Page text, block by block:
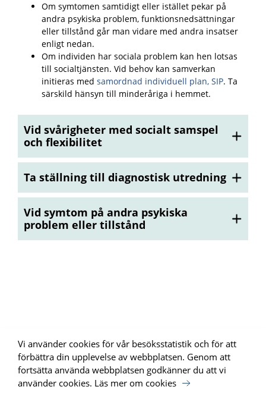
Om symtomen samtidigt eller istället pekar på
andra psykiska problem, funktionsnedsättningar
eller tillstånd går man vidare med andra insatser
enligt nedan.
Om individen har sociala problem kan hen lotsas
till socialtjänsten. Vid behov kan samverkan
initieras med samordnad individuell plan, SIP. Ta
särskild hänsyn till minderåriga i hemmet.
Vid svårigheter med socialt samspel
och flexibilitet
Ta ställning till diagnostisk utredning
Vid symtom på andra psykiska
problem eller tillstånd
Vi använder cookies för vår besöksstatistik och för att
förbättra din upplevelse av webbplatsen. Genom att
fortsätta använda webbplatsen godkänner du att vi
använder cookies. Läs mer om cookies